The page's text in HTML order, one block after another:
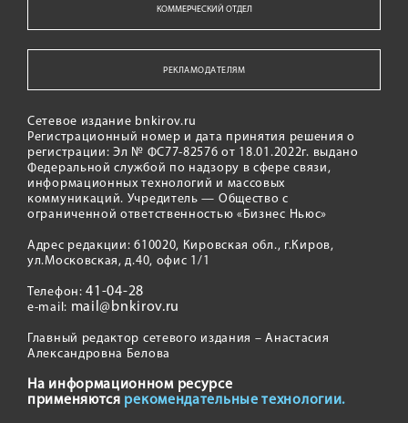
КОММЕРЧЕСКИЙ ОТДЕЛ
РЕКЛАМОДАТЕЛЯМ
Сетевое издание bnkirov.ru
Регистрационный номер и дата принятия решения о
регистрации: Эл № ФС77-82576 от 18.01.2022г. выдано
Федеральной службой по надзору в сфере связи,
информационных технологий и массовых
коммуникаций. Учредитель — Общество с
ограниченной ответственностью «Бизнес Ньюс»
Адрес редакции: 610020, Кировская обл., г.Киров,
ул.Московская, д.40, офис 1/1
Телефон:41-04-28
e-mail: mail@bnkirov.ru
Главный редактор сетевого издания – Анастасия
Александровна Белова
На информационном ресурсе
применяются рекомендательные технологии.